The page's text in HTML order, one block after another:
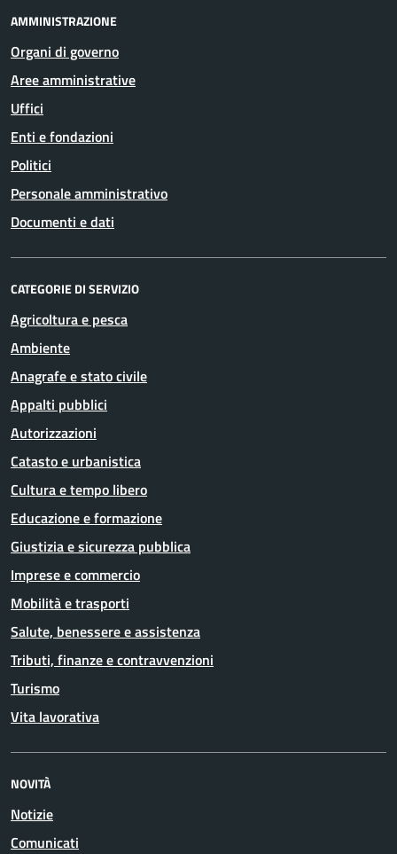
AMMINISTRAZIONE
Organi di governo
Aree amministrative
Uffici
Enti e fondazioni
Politici
Personale amministrativo
Documenti e dati
CATEGORIE DI SERVIZIO
Agricoltura e pesca
Ambiente
Anagrafe e stato civile
Appalti pubblici
Autorizzazioni
Catasto e urbanistica
Cultura e tempo libero
Educazione e formazione
Giustizia e sicurezza pubblica
Imprese e commercio
Mobilità e trasporti
Salute, benessere e assistenza
Tributi, finanze e contravvenzioni
Turismo
Vita lavorativa
NOVITÀ
Notizie
Comunicati